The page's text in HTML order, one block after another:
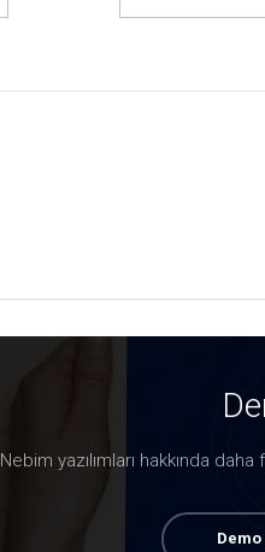
Nebim yazılımları hakkında